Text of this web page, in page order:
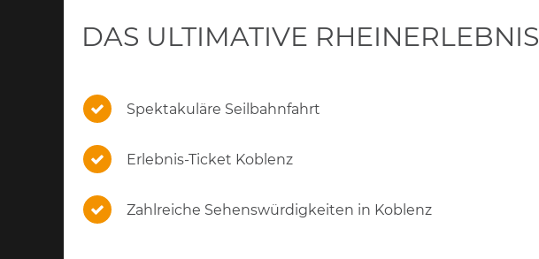
DAS ULTIMATIVE RHEINERLEBNIS
Spektakuläre Seilbahnfahrt
Erlebnis-Ticket Koblenz
Zahlreiche Sehenswürdigkeiten in Koblenz